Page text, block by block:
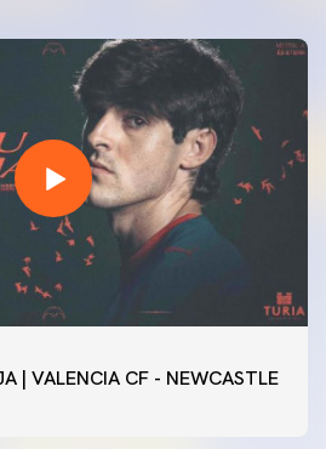
| VALENCIA CF - NEWCASTLE